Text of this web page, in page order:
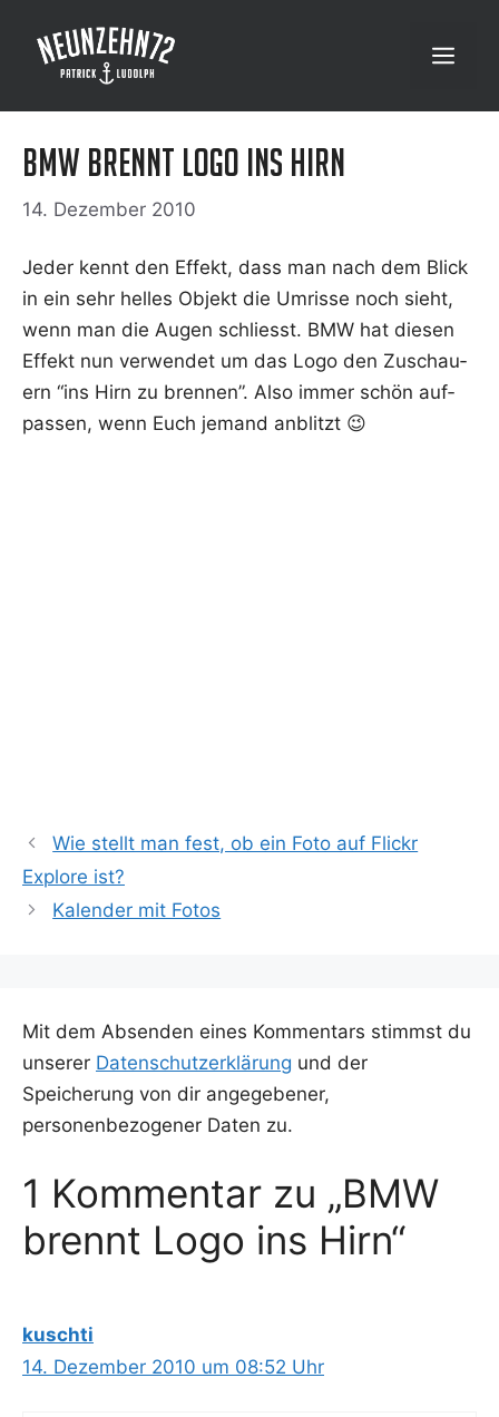
Inhalt
springen
Menü
BMW brennt Logo ins Hirn
14. Dezember 2010
Jeder kennt den Effekt, dass man nach dem Blick
in ein sehr hel­les Objekt die Umris­se noch sieht,
wenn man die Augen schliesst. BMW hat die­sen
Effekt nun ver­wen­det um das Logo den Zuschau­
ern “ins Hirn zu bren­nen”. Also immer schön auf­
pas­sen, wenn Euch jemand anblitzt 😉
Wie stellt man fest, ob ein Foto auf Flickr
Explore ist?
Kalender mit Fotos
Mit dem Absenden eines Kommentars stimmst du
unserer Datenschutzerklärung und der
Speicherung von dir angegebener,
personenbezogener Daten zu.
1 Kommentar zu „BMW
brennt Logo ins Hirn“
kuschti
14. Dezember 2010 um 08:52 Uhr